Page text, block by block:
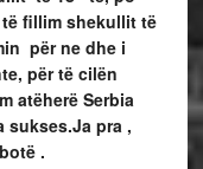
fillim shekullit të
për ne dhe i
për të cilën
atëherë Serbia
sukses.Ja pra ,
.